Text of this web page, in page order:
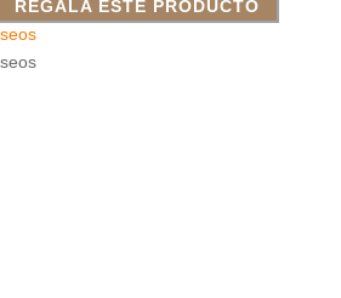
REGALA ESTE PRODUCTO